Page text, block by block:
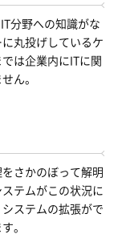
分野への知識がな
丸投げしているケ
は企業内にITに関
ん。
さかのぼって解明
テムがこの状況に
ステムの拡張がで
。